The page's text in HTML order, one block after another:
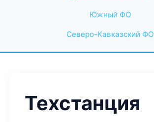
Южный ФО
Северо-Кавказский ФО
Техстанция